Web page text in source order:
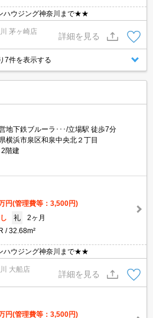
ハウジング神奈川まで★★
茅ヶ崎店
詳細を見る
7件を表示する
地下鉄ブルーラ･･･/立場駅 徒歩7分
横浜市泉区和泉中央北２丁目
2階建
円(管理費等：3,500円)
礼
2ヶ月
32.68m²
ハウジング神奈川まで★★
大船店
詳細を見る
円(管理費等：3,500円)